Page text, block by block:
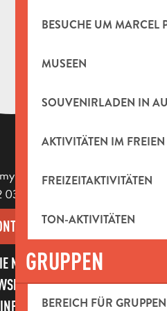
BESUCHE UM MARCEL
MUSEEN
SOUVENIRLADEN IN
AKTIVITÄTEN IM FREIEN
FREIZEITAKTIVITÄTEN
TON-AKTIVITÄTEN
GRUPPEN
BEREICH FÜR GRUPPEN
- 13400 Aubagne
49 98
NICHT UNSEREN
UND UNSERE